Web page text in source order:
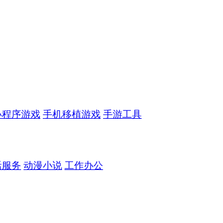
程序游戏 手机移植游戏 手游工具
务 动漫小说 工作办公